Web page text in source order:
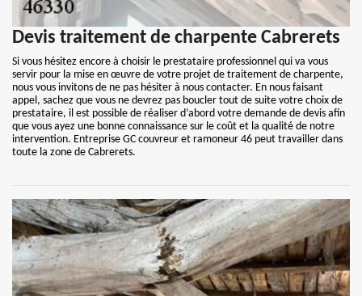
Devis traitement de charpente Cabrerets
Si vous hésitez encore à choisir le prestataire professionnel qui va vous
servir pour la mise en œuvre de votre projet de traitement de charpente,
nous vous invitons de ne pas hésiter à nous contacter. En nous faisant
appel, sachez que vous ne devrez pas boucler tout de suite votre choix de
prestataire, il est possible de réaliser d’abord votre demande de devis afin
que vous ayez une bonne connaissance sur le coût et la qualité de notre
intervention. Entreprise GC couvreur et ramoneur 46 peut travailler dans
toute la zone de Cabrerets.